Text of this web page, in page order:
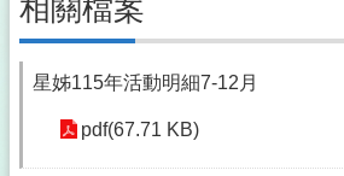
相關檔案
星姊115年活動明細7-12月
pdf(67.71 KB)